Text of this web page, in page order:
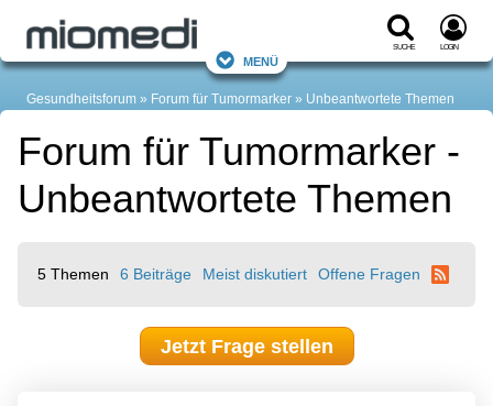
Suche Login
Menü
Gesundheitsforum Forum für Tumormarker Unbeantwortete Themen
Forum für Tumormarker -
Unbeantwortete Themen
5 Themen 6 Beiträge Meist diskutiert Offene Fragen
Jetzt Frage stellen